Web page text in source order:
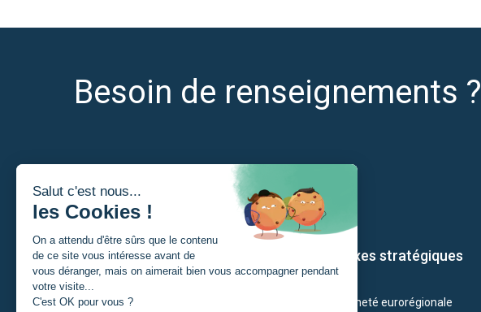
Besoin de renseignements ?
Je suis
Un porteur de projet
Nos axes stratégiques
Citoyenneté eurorégionale